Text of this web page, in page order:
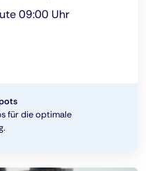
09:00 Uhr
für die optimale